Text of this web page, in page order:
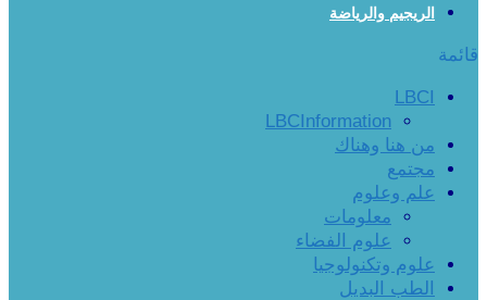
الريجيم والرياضة
قائمة
LBCI
LBCInformation
من هنا وهناك
مجتمع
علم وعلوم
معلومات
علوم الفضاء
علوم وتكنولوجيا
الطب البديل